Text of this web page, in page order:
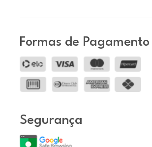
Formas de Pagamento
Segurança